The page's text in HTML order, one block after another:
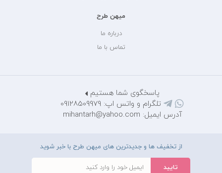
میهن طرح
درباره ما
تماس با ما
پاسخگوی شما هستیم
تلگرام و واتس اپ: 09128509979
آدرس ایمیل: mihantarh@yahoo.com
از تخفیف ها و جدیدترین های میهن طرح با خبر شوید